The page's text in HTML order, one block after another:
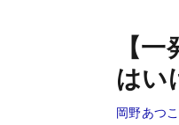
【
はい
岡野あつ